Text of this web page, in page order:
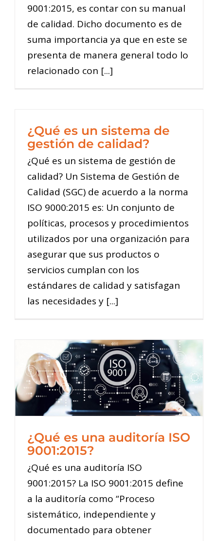
9001:2015, es contar con su manual
de calidad. Dicho documento es de
suma importancia ya que en este se
presenta de manera general todo lo
relacionado con [...]
¿Qué es un sistema de
gestión de calidad?
¿Qué es un sistema de gestión de
calidad? Un Sistema de Gestión de
Calidad (SGC) de acuerdo a la norma
ISO 9000:2015 es: Un conjunto de
políticas, procesos y procedimientos
utilizados por una organización para
asegurar que sus productos o
servicios cumplan con los
estándares de calidad y satisfagan
las necesidades y [...]
¿Qué es una auditoría ISO
9001:2015?
¿Qué es una auditoría ISO
9001:2015? La ISO 9001:2015 define
a la auditoría como “Proceso
sistemático, independiente y
documentado para obtener